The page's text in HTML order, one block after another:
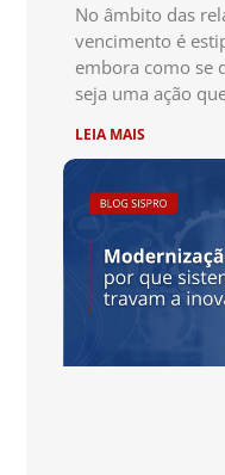
No âmbito das
vencimento é
embora como se
seja uma ação
LEIA MAIS